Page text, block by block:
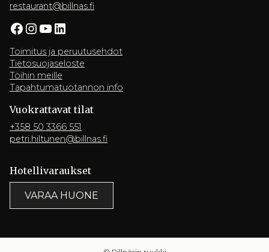
restaurant@billnas.fi
Facebook InstagramYouTube LinkedIn
Toimitus ja peruutusehdot
Tietosuojaseloste
Töihin meille
Tapahtumatuotannon info
Vuokrattavat tilat
+358 50 3366 551
petri.hiltunen@billnas.fi
Hotelli­varaukset
VARAA HUONE